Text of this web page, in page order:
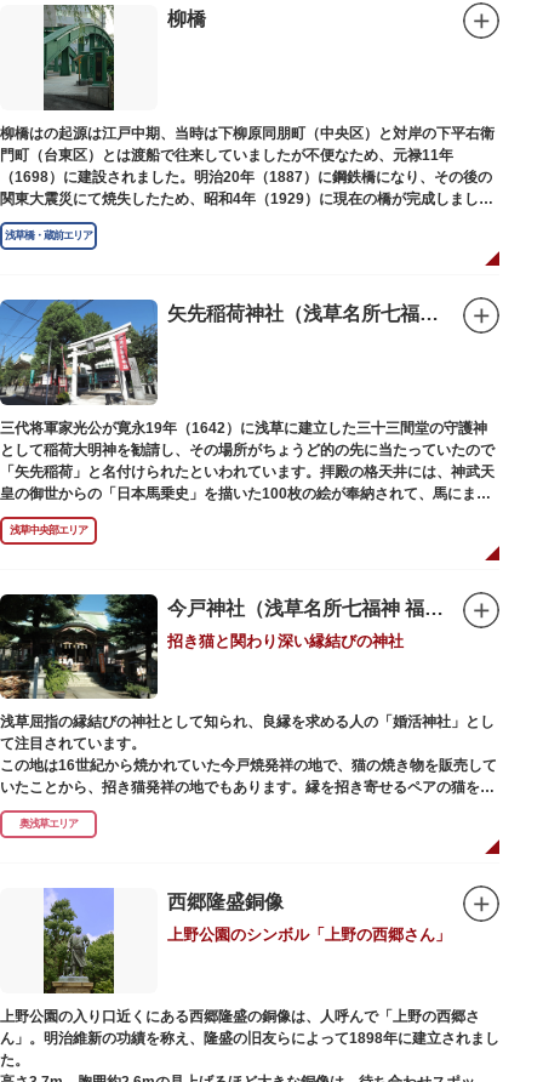
柳橋
柳橋はの起源は江戸中期、当時は下柳原同朋町（中央区）と対岸の下平右衛
門町（台東区）とは渡船で往来していましたが不便なため、元禄11年
（1698）に建設されました。明治20年（1887）に鋼鉄橋になり、その後の
関東大震災にて焼失したため、昭和4年（1929）に現在の橋が完成しまし
た。
浅草橋・蔵前エリア
矢先稲荷神社（浅草名所七福神 福禄寿）
三代将軍家光公が寛永19年（1642）に浅草に建立した三十三間堂の守護神
として稲荷大明神を勧請し、その場所がちょうど的の先に当たっていたので
「矢先稲荷」と名付けられたといわれています。拝殿の格天井には、神武天
皇の御世からの「日本馬乗史」を描いた100枚の絵が奉納されて、馬にまつ
わる歴史が一目瞭然に理解できます。
浅草中央部エリア
今戸神社（浅草名所七福神 福禄寿）
招き猫と関わり深い縁結びの神社
浅草屈指の縁結びの神社として知られ、良縁を求める人の「婚活神社」とし
て注目されています。
この地は16世紀から焼かれていた今戸焼発祥の地で、猫の焼き物を販売して
いたことから、招き猫発祥の地でもあります。縁を招き寄せるペアの猫をモ
チーフにした絵馬や御朱印帳も人気です。
1063（康平6）年、時の奥羽鎮守府源頼朝・義家父子が祈願し鎌倉の鶴ヶ丘
末に活躍した新選組沖田総司の終焉の地の碑も佇んでいます。また、浅草名
所七福神の福禄寿が祀られており、七福神詣りの参拝客でも賑わうスポット
奥浅草エリア
西郷隆盛銅像
上野公園のシンボル「上野の西郷さん」
上野公園の入り口近くにある西郷隆盛の銅像は、人呼んで「上野の西郷さ
ん」。明治維新の功績を称え、隆盛の旧友らによって1898年に建立されまし
た。